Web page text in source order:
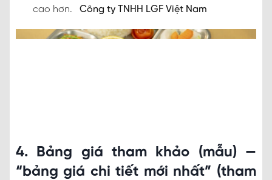
cao hơn.
Công ty TNHH LGF Việt Nam
4. Bảng giá tham khảo (mẫu) —
“bảng giá chi tiết mới nhất” (tham